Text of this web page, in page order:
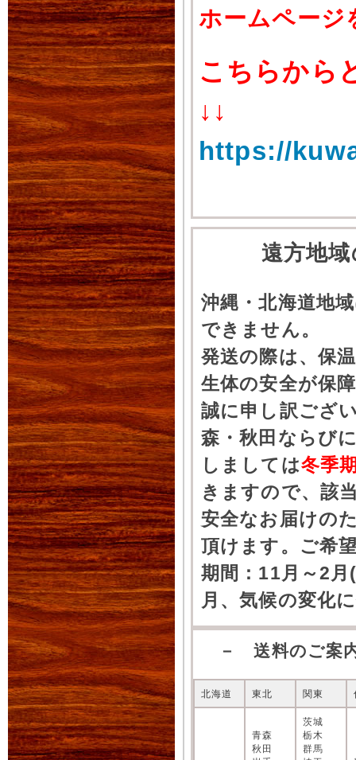
ホームページ
こちらから
↓↓
https://
遠方地
沖縄・北海道地
できません。
発送の際は、保
生体の安全が保
誠に申し訳ござ
森・秋田ならび
しましては冬季
きますので、該
安全なお届けの
頂けます。ご希
期間：11月～2
月、気候の変化
－ 送料のご案
北海道 東北 関東
青森
秋田
茨城
栃木
群馬